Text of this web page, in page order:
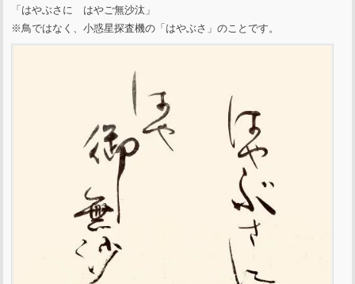
「はやぶさに はやご無沙汰」
※鳥ではなく、小惑星探査機の「はやぶさ」のことです。